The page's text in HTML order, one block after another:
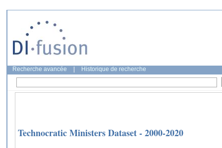
Recherche avancée Historique de recherche
Technocratic Ministers Dataset - 2000-2020